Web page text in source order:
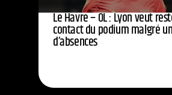
Le Havre – OL : Lyon veut
contact du podium malgré
d’absences